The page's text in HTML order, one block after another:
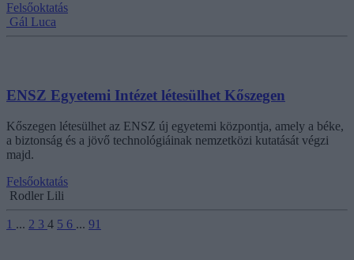
Felsőoktatás
Gál Luca
ENSZ Egyetemi Intézet létesülhet Kőszegen
Kőszegen létesülhet az ENSZ új egyetemi központja, amely a béke,
a biztonság és a jövő technológiáinak nemzetközi kutatását végzi
majd.
Felsőoktatás
Rodler Lili
1 ... 2 3 4 5 6 ... 91